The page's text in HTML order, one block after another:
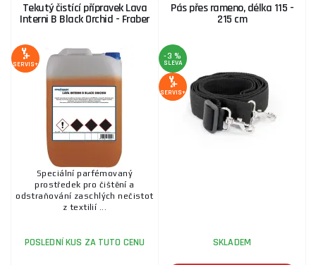
Tekutý čistící přípravek Lava
Interni B Black Orchid - Fraber
SERVIS+
Speciální parfémovaný
prostředek pro čištění a
odstraňování zaschlých nečistot
z textilií ...
POSLEDNÍ KUS ZA TUTO CENU
Pás přes rameno, délka 115 -
215 cm
-3 %
SLEVA
SERVIS+
SKLADEM